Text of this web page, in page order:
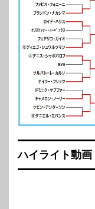
ハイライト動画